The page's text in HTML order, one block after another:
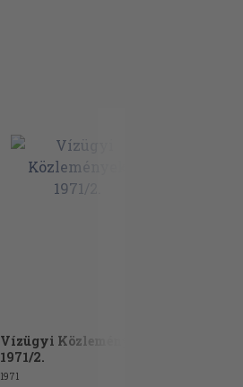
Vízügyi Közlemények
1971/2.
1971